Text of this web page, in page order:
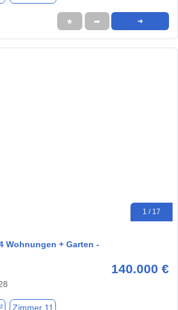
★ ➦ ➜
1 / 17
Wohnungen + Garten -
140.000 €
Zimmer 11